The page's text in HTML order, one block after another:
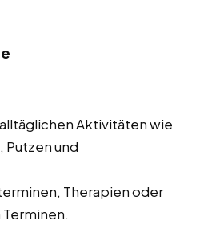
Aktivitäten wie
Putzen und
Therapien oder